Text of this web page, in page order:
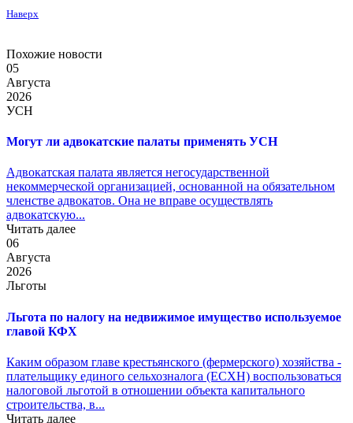
Наверх
Похожие новости
05
Августа
2026
УСН
Могут ли адвокатские палаты применять УСН
Адвокатская палата является негосударственной
некоммерческой организацией, основанной на обязательном
членстве адвокатов. Она не вправе осуществлять
адвокатскую...
Читать далее
06
Августа
2026
Льготы
Льгота по налогу на недвижимое имущество используемое
главой КФХ
Каким образом главе крестьянского (фермерского) хозяйства -
плательщику единого сельхозналога (ЕСХН) воспользоваться
налоговой льготой в отношении объекта капитального
строительства, в...
Читать далее